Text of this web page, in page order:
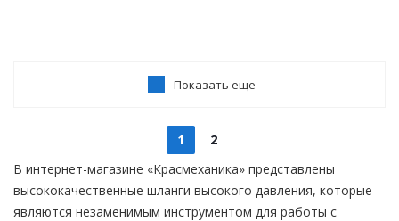
Показать еще
1
2
В интернет-магазине «Красмеханика» представлены
высококачественные шланги высокого давления, которые
являются незаменимым инструментом для работы с